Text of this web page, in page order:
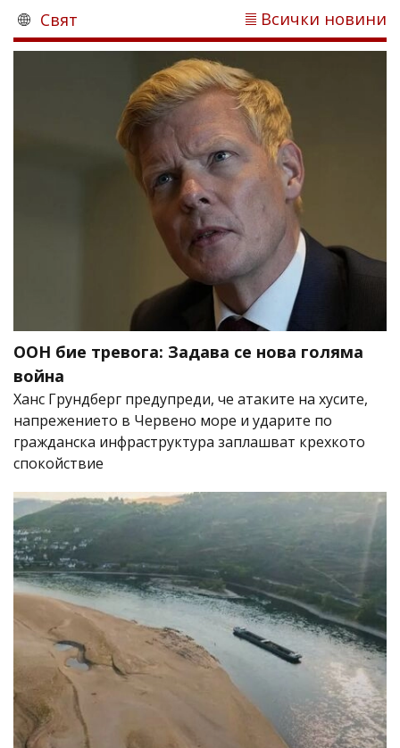
Свят Всички новини
ООН бие тревога: Задава се нова голяма
война
Ханс Грундберг предупреди, че атаките на хусите,
напрежението в Червено море и ударите по
гражданска инфраструктура заплашват крехкото
спокойствие